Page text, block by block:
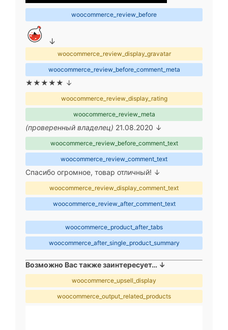
woocommerce_review_before
↓
woocommerce_review_display_gravatar
woocommerce_review_before_comment_meta
★★★★★ ↓
woocommerce_review_display_rating
woocommerce_review_meta
(проверенный владелец) 21.08.2020 ↓
woocommerce_review_before_comment_text
woocommerce_review_comment_text
Спасибо огромное, товар отличный! ↓
woocommerce_review_display_comment_text
woocommerce_review_after_comment_text
woocommerce_product_after_tabs
woocommerce_after_single_product_summary
Возможно Вас также заинтересует… ↓
woocommerce_upsell_display
woocommerce_output_related_products